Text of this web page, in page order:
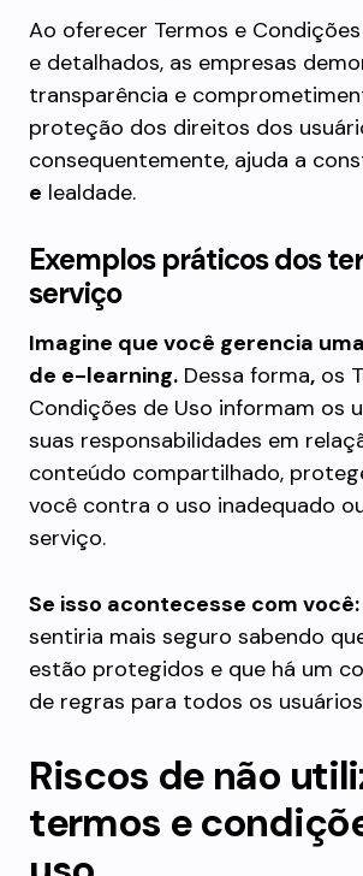
Ao oferecer Termos e
e detalhados, as empresas
transparência e
proteção dos direitos dos
consequentemente, ajuda a
e lealdade.
Exemplos práticos dos
serviço
Imagine que você gerencia
de e-learning. Dessa forma, os
Condições de Uso informam os
suas responsabilidades em
conteúdo compartilhado,
você contra o uso inadequado
serviço.
Se isso acontecesse com você:
sentiria mais seguro sabendo
estão protegidos e que há um
de regras para todos os
Riscos de não
termos e